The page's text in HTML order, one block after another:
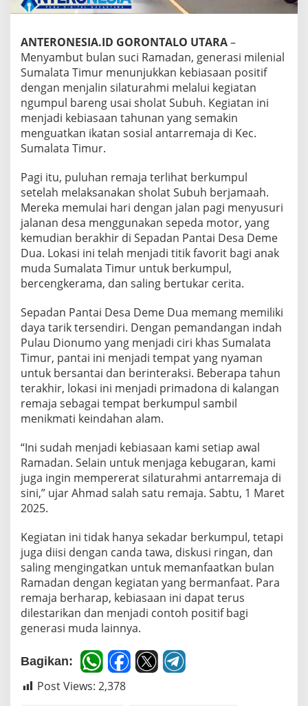
r
l
i
n
S
i
l
a
t
h
m
i
d
i
A
w
a
l
m
a
d
a
n
d
e
n
g
n
N
g
u
m
B
a
r
e
n
g
ANTERONESIA.ID GORONTALO UTARA–
Menyambut bulan suci Ramadan, generasi milenial
Sumalata Timur menunjukkan kebiasaan positif
dengan menjalin silaturahmi melalui kegiatan
ngumpul bareng usai sholat Subuh. Kegiatan ini
menjadi kebiasaan tahunan yang semakin
menguatkan ikatan sosial antarremaja di Kec.
Sumalata Timur.
Pagi itu, puluhan remaja terlihat berkumpul
setelah melaksanakan sholat Subuh berjamaah.
Mereka memulai hari dengan jalan pagi menyusuri
jalanan desa menggunakan sepeda motor, yang
kemudian berakhir di Sepadan Pantai Desa Deme
Dua. Lokasi ini telah menjadi titik favorit bagi anak
muda Sumalata Timur untuk berkumpul,
bercengkerama, dan saling bertukar cerita.
Sepadan Pantai Desa Deme Dua memang memiliki
daya tarik tersendiri. Dengan pemandangan indah
Pulau Dionumo yang menjadi ciri khas Sumalata
Timur, pantai ini menjadi tempat yang nyaman
untuk bersantai dan berinteraksi. Beberapa tahun
terakhir, lokasi ini menjadi primadona di kalangan
remaja sebagai tempat berkumpul sambil
menikmati keindahan alam.
“Ini sudah menjadi kebiasaan kami setiap awal
Ramadan. Selain untuk menjaga kebugaran, kami
juga ingin mempererat silaturahmi antarremaja di
sini,” ujar Ahmad salah satu remaja. Sabtu, 1 Maret
2025.
Kegiatan ini tidak hanya sekadar berkumpul, tetapi
juga diisi dengan canda tawa, diskusi ringan, dan
saling mengingatkan untuk memanfaatkan bulan
Ramadan dengan kegiatan yang bermanfaat. Para
remaja berharap, kebiasaan ini dapat terus
dilestarikan dan menjadi contoh positif bagi
generasi muda lainnya.
Bagikan:
Post Views: 2,378